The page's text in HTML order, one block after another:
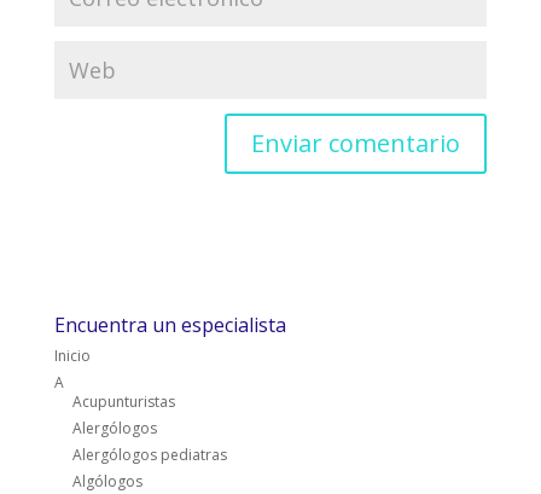
Encuentra un especialista
Inicio
A
Acupunturistas
Alergólogos
Alergólogos pediatras
Algólogos